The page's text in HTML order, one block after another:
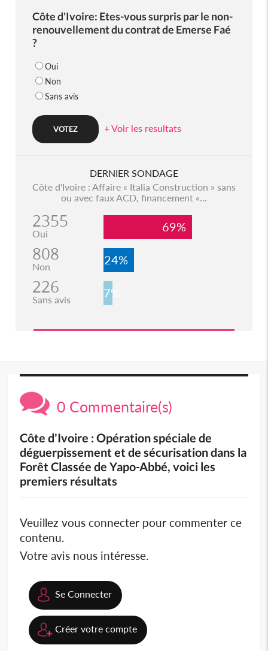
Côte d'Ivoire: Etes-vous surpris par le non-
renouvellement du contrat de Emerse Faé
?
Oui
Non
Sans avis
+ Voir les resultats
DERNIER SONDAGE
Côte d'Ivoire : Affaire « Italia Construction » sans
ou avec faux ACD, financement «...
2355
Oui 69%
808
Non 24%
226
Sans avis 7%
0 Commentaire(s)
Côte d'Ivoire : Opération spéciale de
déguerpissement et de sécurisation dans la
Forêt Classée de Yapo-Abbé, voici les
premiers résultats
Veuillez vous connecter pour commenter ce
contenu.
Votre avis nous intéresse.
Se Connecter
Créer votre compte